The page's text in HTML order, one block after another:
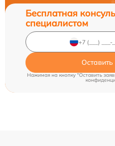
Бесплатная
специалистом
Нажимая на кнопку "Оставить